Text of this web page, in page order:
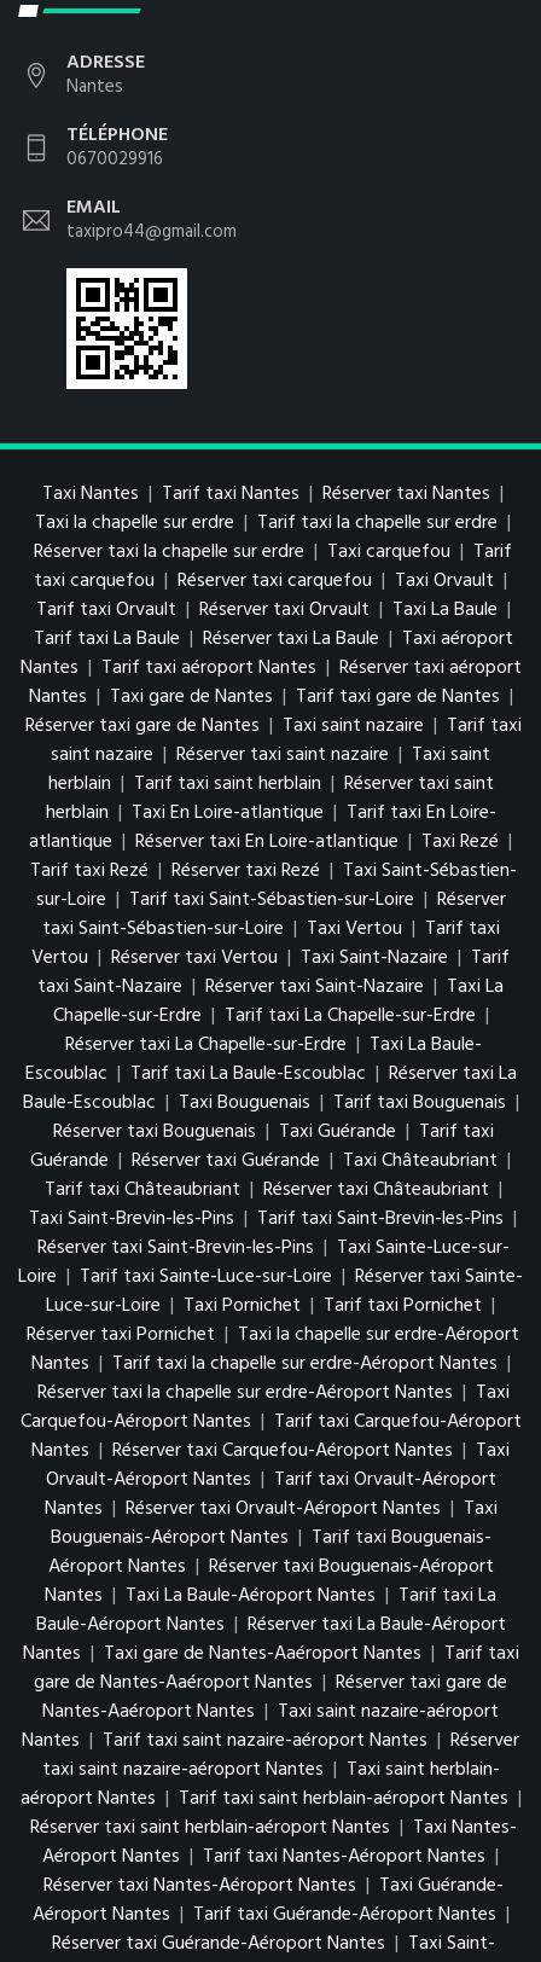
ADRESSE
Nantes
TÉLÉPHONE
0670029916
EMAIL
taxipro44@gmail.com
Taxi Nantes | Tarif taxi Nantes | Réserver taxi Nantes |
Taxi la chapelle sur erdre | Tarif taxi la chapelle sur erdre |
Réserver taxi la chapelle sur erdre | Taxi carquefou | Tarif
taxi carquefou | Réserver taxi carquefou | Taxi Orvault |
Tarif taxi Orvault | Réserver taxi Orvault | Taxi La Baule |
Tarif taxi La Baule | Réserver taxi La Baule | Taxi aéroport
Nantes | Tarif taxi aéroport Nantes | Réserver taxi aéroport
Nantes | Taxi gare de Nantes | Tarif taxi gare de Nantes |
Réserver taxi gare de Nantes | Taxi saint nazaire | Tarif taxi
saint nazaire | Réserver taxi saint nazaire | Taxi saint
herblain | Tarif taxi saint herblain | Réserver taxi saint
herblain | Taxi En Loire-atlantique | Tarif taxi En Loire-
atlantique | Réserver taxi En Loire-atlantique | Taxi Rezé |
Tarif taxi Rezé | Réserver taxi Rezé | Taxi Saint-Sébastien-
sur-Loire | Tarif taxi Saint-Sébastien-sur-Loire | Réserver
taxi Saint-Sébastien-sur-Loire | Taxi Vertou | Tarif taxi
Vertou | Réserver taxi Vertou | Taxi Saint-Nazaire | Tarif
taxi Saint-Nazaire | Réserver taxi Saint-Nazaire | Taxi La
Chapelle-sur-Erdre | Tarif taxi La Chapelle-sur-Erdre |
Réserver taxi La Chapelle-sur-Erdre | Taxi La Baule-
Escoublac | Tarif taxi La Baule-Escoublac | Réserver taxi La
Baule-Escoublac | Taxi Bouguenais | Tarif taxi Bouguenais |
Réserver taxi Bouguenais | Taxi Guérande | Tarif taxi
Guérande | Réserver taxi Guérande | Taxi Châteaubriant |
Tarif taxi Châteaubriant | Réserver taxi Châteaubriant |
Taxi Saint-Brevin-les-Pins | Tarif taxi Saint-Brevin-les-Pins |
Réserver taxi Saint-Brevin-les-Pins | Taxi Sainte-Luce-sur-
Loire | Tarif taxi Sainte-Luce-sur-Loire | Réserver taxi Sainte-
Luce-sur-Loire | Taxi Pornichet | Tarif taxi Pornichet |
Réserver taxi Pornichet | Taxi la chapelle sur erdre-Aéroport
Nantes | Tarif taxi la chapelle sur erdre-Aéroport Nantes |
Réserver taxi la chapelle sur erdre-Aéroport Nantes | Taxi
Carquefou-Aéroport Nantes | Tarif taxi Carquefou-Aéroport
Nantes | Réserver taxi Carquefou-Aéroport Nantes | Taxi
Orvault-Aéroport Nantes | Tarif taxi Orvault-Aéroport
Nantes | Réserver taxi Orvault-Aéroport Nantes | Taxi
Bouguenais-Aéroport Nantes | Tarif taxi Bouguenais-
Aéroport Nantes | Réserver taxi Bouguenais-Aéroport
Nantes | Taxi La Baule-Aéroport Nantes | Tarif taxi La
Baule-Aéroport Nantes | Réserver taxi La Baule-Aéroport
Nantes | Taxi gare de Nantes-Aaéroport Nantes | Tarif taxi
gare de Nantes-Aaéroport Nantes | Réserver taxi gare de
Nantes-Aaéroport Nantes | Taxi saint nazaire-aéroport
Nantes | Tarif taxi saint nazaire-aéroport Nantes | Réserver
taxi saint nazaire-aéroport Nantes | Taxi saint herblain-
aéroport Nantes | Tarif taxi saint herblain-aéroport Nantes |
Réserver taxi saint herblain-aéroport Nantes | Taxi Nantes-
Aéroport Nantes | Tarif taxi Nantes-Aéroport Nantes |
Réserver taxi Nantes-Aéroport Nantes | Taxi Guérande-
Aéroport Nantes | Tarif taxi Guérande-Aéroport Nantes |
Réserver taxi Guérande-Aéroport Nantes | Taxi Saint-